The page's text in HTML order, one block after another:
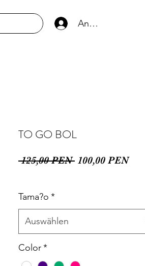
Anmelden
TO GO BOL
125,00 PEN Standardpreis
100,00 PENSale-
Tama?o *
Auswählen
Color*